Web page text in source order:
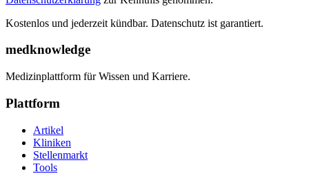
Kostenlos und jederzeit kündbar. Datenschutz ist garantiert.
medknowledge
Medizinplattform für Wissen und Karriere.
Plattform
Artikel
Kliniken
Stellenmarkt
Tools